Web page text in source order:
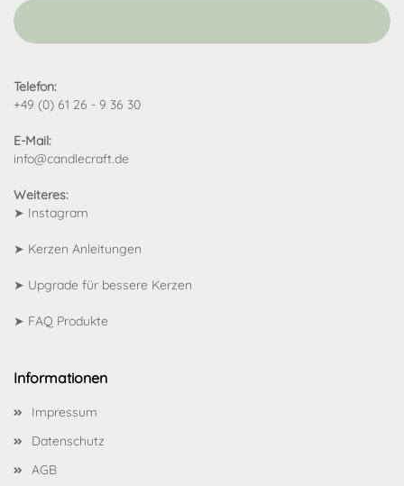
Telefon:
+49 (0) 61 26 - 9 36 30
E-Mail:
info@candlecraft.de
Weiteres:
➤ Instagram
➤ Kerzen Anleitungen
➤ Upgrade für bessere Kerzen
➤ FAQ Produkte
Informationen
Impressum
Datenschutz
AGB